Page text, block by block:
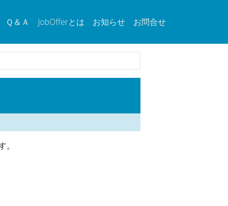
Ｑ＆Ａ JobOfferとは お知らせ お問合せ